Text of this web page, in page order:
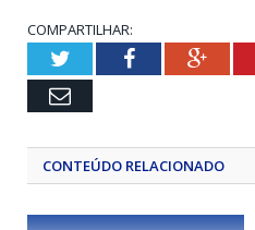
COMPARTILHAR:
TwitterFacebook
Email
CONTEÚDO RELACIONADO